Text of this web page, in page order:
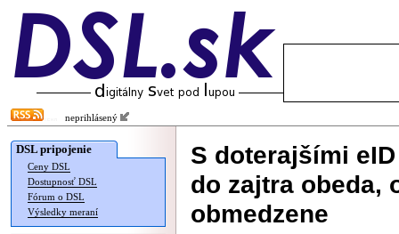
neprihlásený
DSL pripojenie
Ceny DSL
Dostupnosť DSL
Fórum o DSL
Výsledky meraní
S doterajšími
do zajtra obeda,
obmedzene